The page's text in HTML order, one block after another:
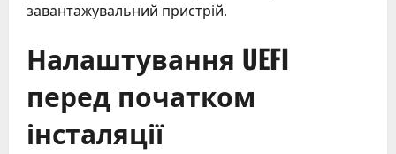
завантажувальний пристрій.
Налаштування UEFI
перед початком
інсталяції